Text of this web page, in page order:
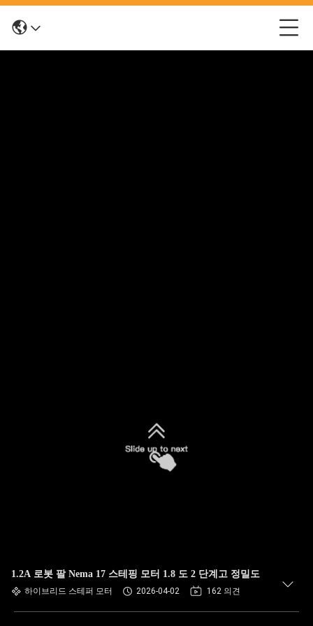
1.2A 로봇 팔 Nema 17 스테핑 모터 1.8 도 2 단계고 정밀도
하이브리드 스테퍼 모터 2026-04-02 162 의견